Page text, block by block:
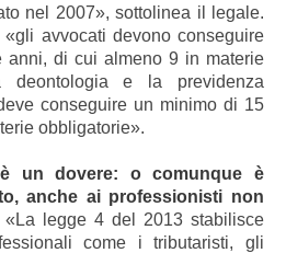
nel 2007», sottolinea il legale.
«gli avvocati devono conseguire
anni, di cui almeno 9 in materie
deontologia e la previdenza
conseguire un minimo di 15
obbligatorie».
un dovere: o comunque è
anche ai professionisti non
«La legge 4 del 2013 stabilisce
come i tributaristi, gli